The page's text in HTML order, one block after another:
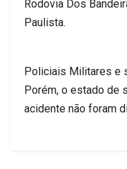
Rodovia Dos
Paulista.
Policiais Militares e
Porém, o estado de
acidente não foram